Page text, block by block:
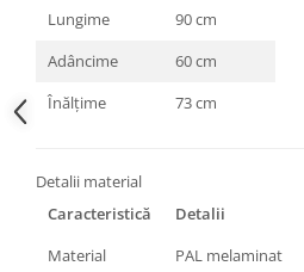
Lungime
90 cm
Adâncime
60 cm
Înălțime
73 cm
Detalii material
Caracteristică
Detalii
Material
PAL melaminat